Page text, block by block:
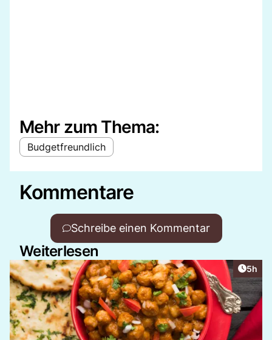
Mehr zum Thema:
Budgetfreundlich
Kommentare
Schreibe einen Kommentar
Weiterlesen
5h